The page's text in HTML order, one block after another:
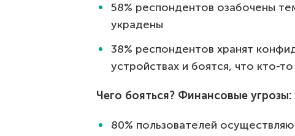
58% респондентов озабочены
украдены
38% респондентов хранят
устройствах и боятся, что кто-
Чего бояться? Финансовые угрозы:
80% пользователей